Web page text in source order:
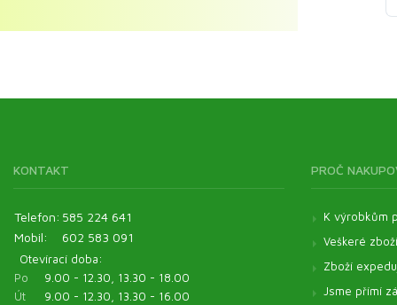
KONTAKT
Telefon: 585 224 641
Mobil:
602 583 091
Otevírací doba:
Po
9.00 - 12.30, 13.30 - 18.00
Út
9.00 - 12.30, 13.30 - 16.00
PROČ
K výrobkům
Veškeré
Zboží
Jsme přímí